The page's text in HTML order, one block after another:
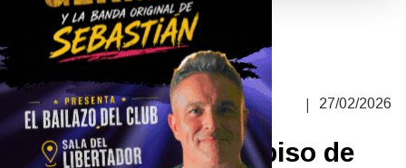
Sociedad
CON UN REFUERZO
EXTRAORDINARIO EN MARZO
| 27/02/2026
El Gobierno fijó un piso de